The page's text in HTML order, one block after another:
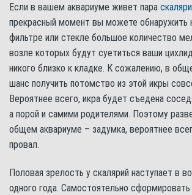
Если в вашем аквариуме живет пара
прекрасный момент вы можете обнаружить
фильтре или стекле большое количество
возле которых будут суетиться ваши
никого близко к кладке. К сожалению, в
шанс получить потомство из этой икры
Вероятнее всего, икра будет съедена
а порой и самими родителями. Поэтому
общем аквариуме – задумка, вероятнее
провал.
Половая зрелость у скалярий наступает в
одного года. Самостоятельно